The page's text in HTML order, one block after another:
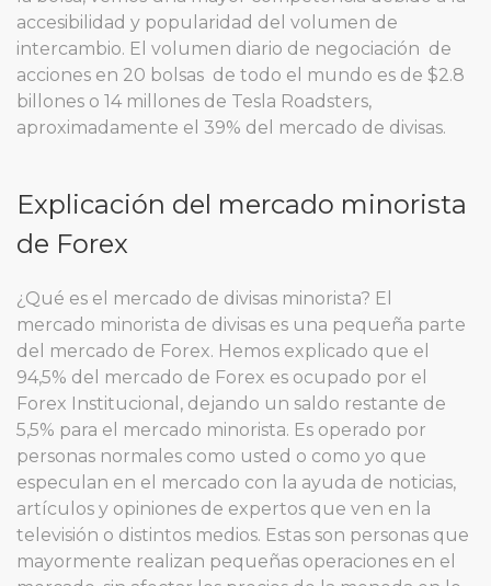
accesibilidad y popularidad del volumen de
intercambio. El volumen diario de negociación de
acciones en 20 bolsas de todo el mundo es de $2.8
billones o 14 millones de Tesla Roadsters,
aproximadamente el 39% del mercado de divisas.
Explicación del mercado minorista
de Forex
¿Qué es el mercado de divisas minorista? El
mercado minorista de divisas es una pequeña parte
del mercado de Forex. Hemos explicado que el
94,5% del mercado de Forex es ocupado por el
Forex Institucional, dejando un saldo restante de
5,5% para el mercado minorista. Es operado por
personas normales como usted o como yo que
especulan en el mercado con la ayuda de noticias,
artículos y opiniones de expertos que ven en la
televisión o distintos medios. Estas son personas que
mayormente realizan pequeñas operaciones en el